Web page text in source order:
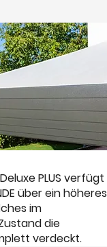
PLUS verfügt
über ein höheres
im
die
verdeckt.